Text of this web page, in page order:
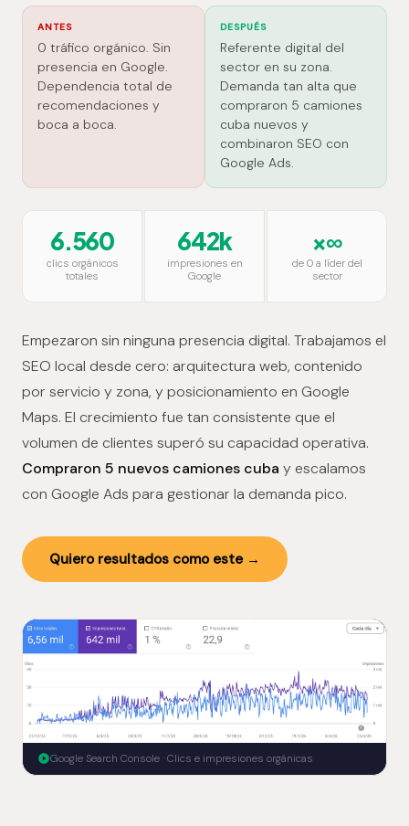
ANTES
0 tráfico orgánico. Sin
presencia en Google.
Dependencia total de
recomendaciones y
boca a boca.
DESPUÉS
Referente digital del
sector en su zona.
Demanda tan alta que
compraron 5 camiones
cuba nuevos y
combinaron SEO con
Google Ads.
6.560
clics orgánicos
totales
642k
impresiones en
Google
×∞
de 0 a líder del
sector
Empezaron sin ninguna presencia digital. Trabajamos el
SEO local desde cero: arquitectura web, contenido
por servicio y zona, y posicionamiento en Google
Maps. El crecimiento fue tan consistente que el
volumen de clientes superó su capacidad operativa.
Compraron 5 nuevos camiones cuba y escalamos
con Google Ads para gestionar la demanda pico.
Quiero resultados como este →
Google Search Console · Clics e impresiones orgánicas